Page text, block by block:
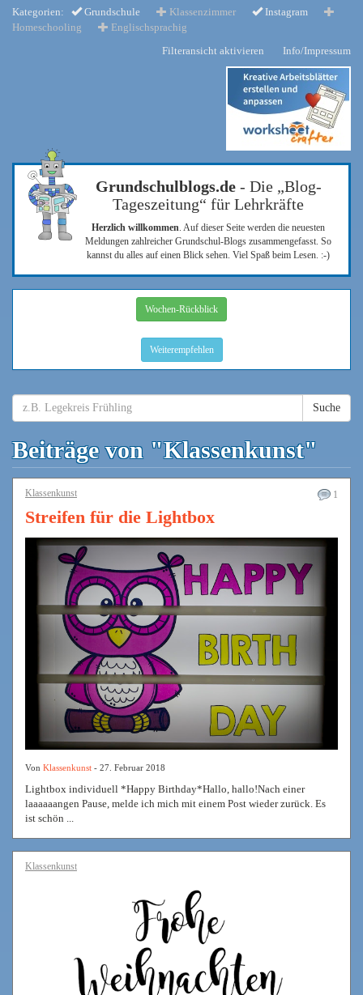
Kategorien: Grundschule Klassenzimmer
Instagram
Homeschooling
Englischsprachig
Filteransicht aktivieren
Info/Impressum
Grundschulblogs.de- Die „Blog-
Tageszeitung“ für Lehrkräfte
Herzlich willkommen. Auf dieser Seite werden die neuesten
Meldungen zahlreicher Grundschul-Blogs zusammengefasst. So
kannst du alles auf einen Blick sehen. Viel Spaß beim Lesen. :-)
Wochen-Rückblick
Weiterempfehlen
Suche
Beiträge von "Klassenkunst"
1
Klassenkunst
Streifen für die Lightbox
Von Klassenkunst - 27. Februar 2018
Lightbox individuell *Happy Birthday*Hallo, hallo!Nach einer
laaaaaangen Pause, melde ich mich mit einem Post wieder zurück. Es
ist schön ...
Klassenkunst